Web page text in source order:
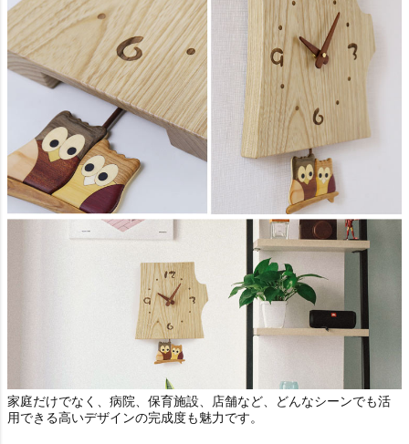
家庭だけでなく、病院、保育施設、店舗など、どんなシーンでも活
用できる高いデザインの完成度も魅力です。